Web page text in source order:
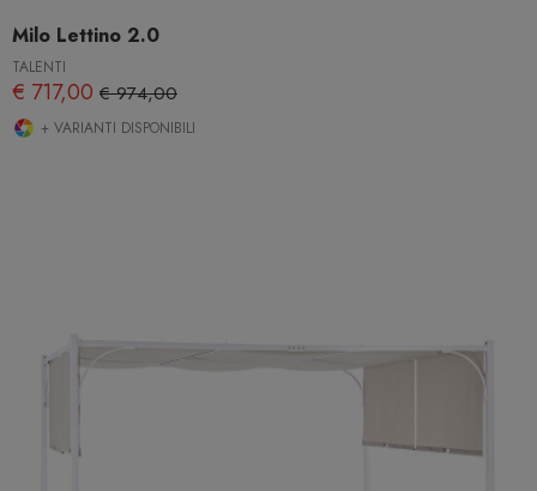
Milo Lettino 2.0
TALENTI
€ 717,00 € 974,00
+ VARIANTI DISPONIBILI